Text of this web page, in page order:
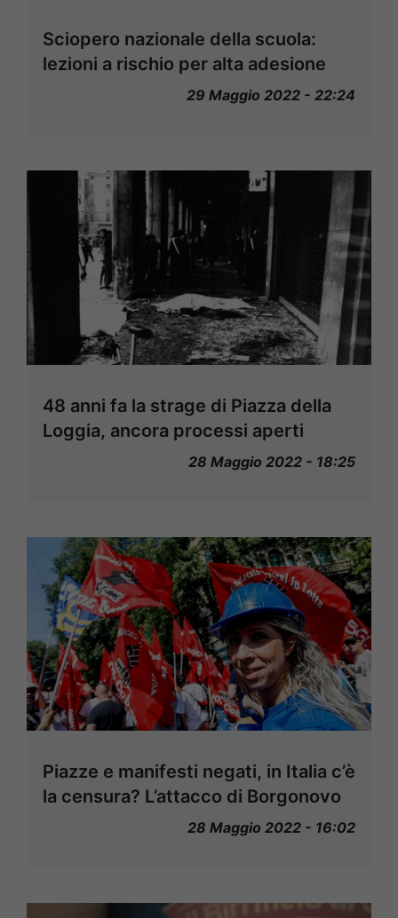
Sciopero nazionale della scuola:
lezioni a rischio per alta adesione
29 Maggio 2022 - 22:24
48 anni fa la strage di Piazza della
Loggia, ancora processi aperti
28 Maggio 2022 - 18:25
Piazze e manifesti negati, in Italia c’è
la censura? L’attacco di Borgonovo
28 Maggio 2022 - 16:02